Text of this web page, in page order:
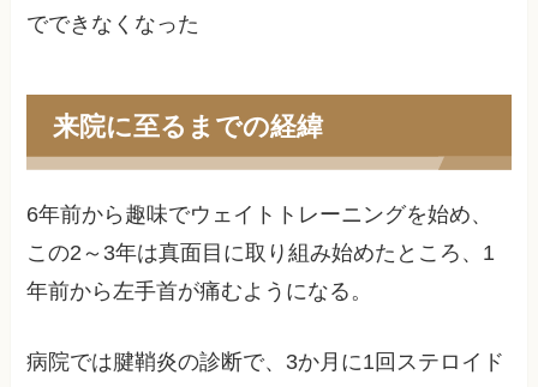
でできなくなった
来院に至るまでの経緯
6年前から趣味でウェイトトレーニングを始め、
この2～3年は真面目に取り組み始めたところ、1
年前から左手首が痛むようになる。
病院では腱鞘炎の診断で、3か月に1回ステロイド